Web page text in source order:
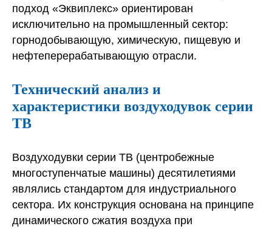
подход «Эквиплекс» ориентирован
исключительно на промышленный сектор:
горнодобывающую, химическую, пищевую и
нефтеперерабатывающую отрасли.
Технический анализ и
характеристики воздуходувок серии
ТВ
Воздуходувки серии ТВ (центробежные
многоступенчатые машины) десятилетиями
являлись стандартом для индустриального
сектора. Их конструкция основана на принципе
динамического сжатия воздуха при